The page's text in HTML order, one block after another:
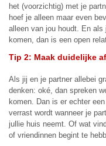
het (voorzichtig) met je
hoef je alleen maar even
alleen van jou houdt. En
komen, dan is een open
Tip 2: Maak duidelijke
Als jij en je partner allebei
denken: oké, dan spreken
komen. Dan is er echter
verrast wordt wanneer je
jullie huis neemt. Of wat
of vriendinnen begint te